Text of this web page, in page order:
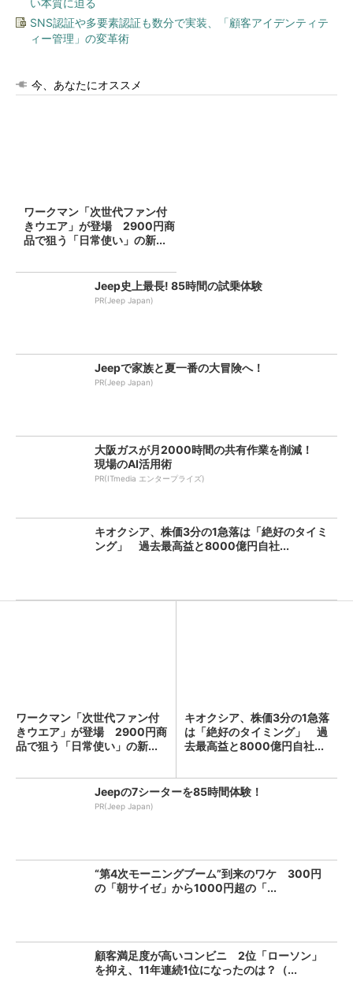
い本質に迫る
SNS認証や多要素認証も数分で実装、「顧客アイデンティテ
ィー管理」の変革術
今、あなたにオススメ
ワークマン「次世代ファン付
きウエア」が登場 2900円商
品で狙う「日常使い」の新...
Jeep史上最長! 85時間の試乗体験
PR(Jeep Japan)
Jeepで家族と夏一番の大冒険へ！
PR(Jeep Japan)
大阪ガスが月2000時間の共有作業を削減！
現場のAI活用術
PR(ITmedia エンタープライズ)
キオクシア、株価3分の1急落は「絶好のタイミ
ング」 過去最高益と8000億円自社...
ワークマン「次世代ファン付
きウエア」が登場 2900円商
品で狙う「日常使い」の新...
キオクシア、株価3分の1急落
は「絶好のタイミング」 過
去最高益と8000億円自社...
Jeepの7シーターを85時間体験！
PR(Jeep Japan)
“第4次モーニングブーム”到来のワケ 300円
の「朝サイゼ」から1000円超の「...
顧客満足度が高いコンビニ 2位「ローソン」
を抑え、11年連続1位になったのは？（...